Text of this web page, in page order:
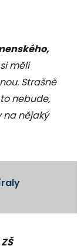
měli
Strašně
nebude,
na nějaký